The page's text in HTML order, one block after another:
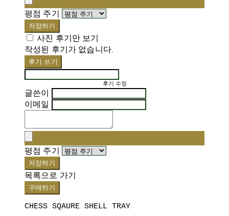
평점 주기
저장하기
사진 후기만 보기
작성된 후기가 없습니다.
후기 쓰기
후기 수정
글쓴이
이메일
평점 주기
저장하기
목록으로 가기
구매하기
CHESS SQAURE SHELL TRAY